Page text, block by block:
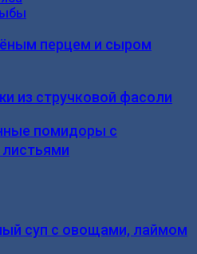
перцем и сыром
из стручковой фасоли
помидоры с
суп с овощами, лаймом